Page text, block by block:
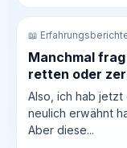
📖
Manchmal frag
retten oder
Also, ich hab
neulich erwähnt
Aber diese...